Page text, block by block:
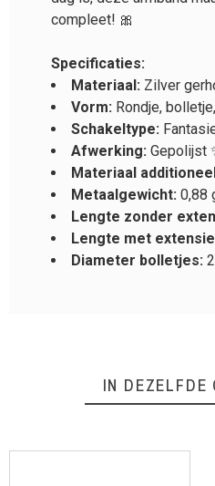
compleet! 🎀
Specificaties:
Materiaal: Zilver
Vorm: Rondje,
Schakeltype:
Afwerking: Gepolijst
Materiaal
Metaalgewicht: 0,88
Lengte zonder
Lengte met
Diameter bolletjes:
IN DEZELFDE